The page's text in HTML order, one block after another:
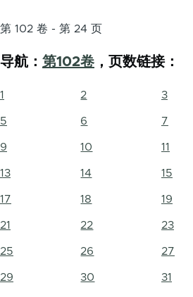
第 102 卷 - 第 24 页
导航： 第102卷 ，页数链接：
1 2 3
5 6 7
9 10 11
13 14 15
17 18 19
21 22 23
25 26 27
29 30 31